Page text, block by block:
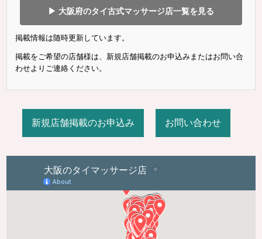
▶ 大阪府のタイ古式マッサージ店一覧を見る
掲載情報は随時更新しています。
掲載をご希望の店舗様は、新規店舗掲載のお申込みまたはお問い合
わせよりご連絡ください。
新規店舗掲載のお申込み お問い合わせ